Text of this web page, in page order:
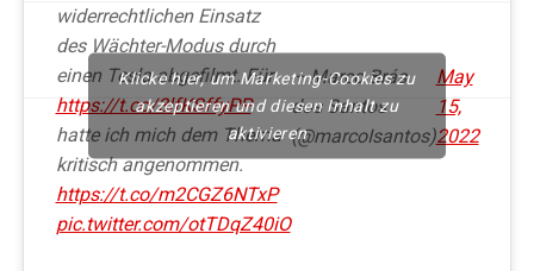
widerrechtlichen Einsatz
des Wächter-Modus durch
einen Tesla abgefilmt. Für
https://t.co/3lfKSffyPP
hatte ich mich dem Thema
kritisch angenommen.
https://t.co/m2CGZ6NTxP
pic.twitter.com/otTDqZ40iO
— Marco Brás
dos Santos
(@marcoIsantos)
May
15,
2022
Klicke hier, um Marketing-Cookies zu
akzeptieren und diesen Inhalt zu
aktivieren